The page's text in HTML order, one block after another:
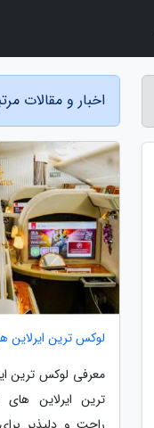
اخبار و مقالات
لوکس ترین ایرلاین
معرفی لوکس ترین
ترین ایرلاین